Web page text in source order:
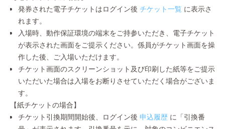
発券された電子チケットはログイン後 チケット一覧 に表示さ
れます。
入場時、動作保証環境の端末をご持参いただき、電子チケット
が表示された画面をご提示ください。係員がチケット画面を操
作した後、ご入場いただけます。
チケット画面のスクリーンショット及び印刷した紙等をご提示
いただいた場合は入場をお断りさせていただく場合がございま
す。
【紙チケットの場合】
チケット引換期間開始後、ログイン後 申込履歴 に「引換番